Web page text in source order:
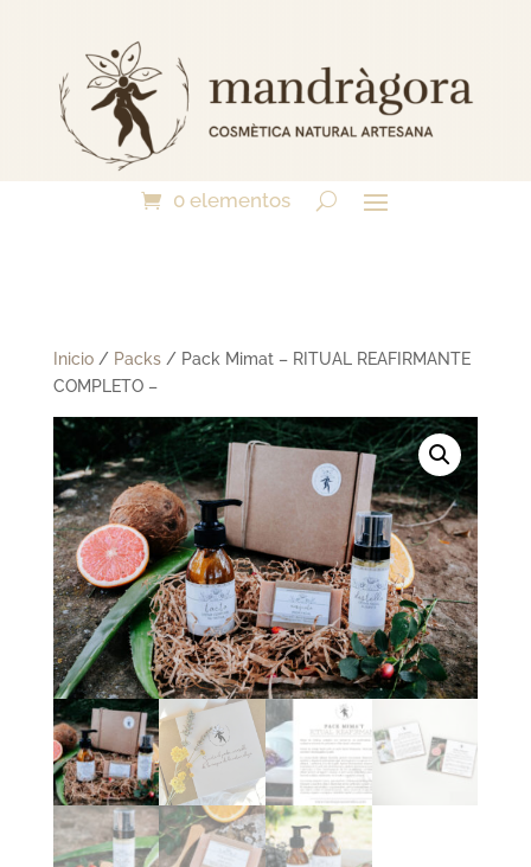
0 elementos
Inicio/ Packs/ Pack Mimat – RITUAL REAFIRMANTE
COMPLETO –